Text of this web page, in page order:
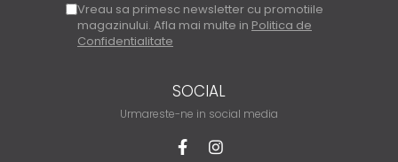
Vreau sa primesc newsletter cu promotiile
magazinului. Afla mai multe in Politica de
Confidentialitate
SOCIAL
Urmareste-ne in social media